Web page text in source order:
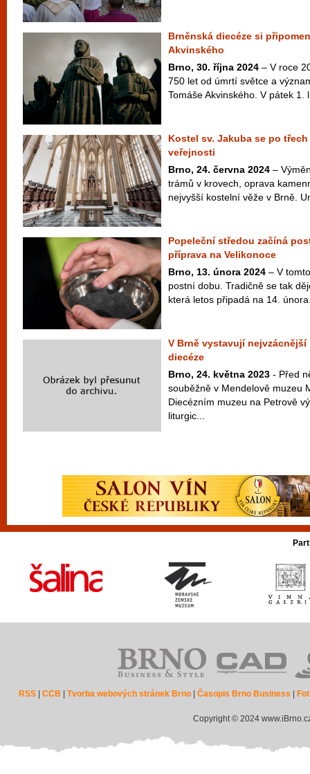
Brněnská diecéze si
Akvinského
Brno, 30. října 2024 – V roce
750 let od úmrtí světce a
Tomáše Akvinského. V pátek 1.
Kostel sv. Jakuba se po
veřejnosti
Brno, 24. června 2024 –
trámů v krovech, oprava
nejvyšší kostelní věže v Brně.
Popeleční středou začíná
příprava na Velikonoce
Brno, 13. února 2024 – V
postní dobu. Tradičně se tak
která letos připadá na 14.
V Brně vystavují
diecéze
Brno, 24. května 2023 - Před
souběžně v Mendelově muzeu
Diecézním muzeu na Petrově
liturgic...
RSS |CCB |Tvorba webových stránek Brno |Časopis Brno Business
Copyright © 2024